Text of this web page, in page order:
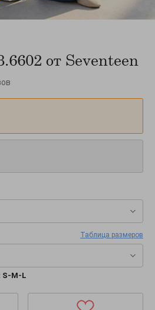
от Seventeen
Таблица размеров
S-M-L